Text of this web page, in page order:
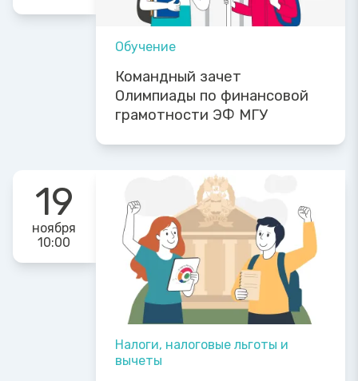
Обучение
Командный зачет
Олимпиады по финансовой
грамотности ЭФ МГУ
19
ноября
10:00
Налоги, налоговые льготы и
вычеты